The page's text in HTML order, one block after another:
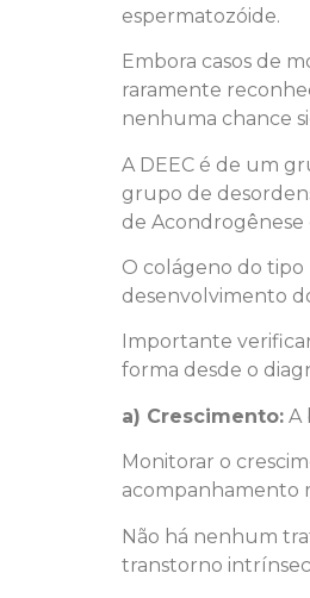
espermatozóide.
Embora casos de
raramente
nenhuma chance
A DEEC é de um
grupo de
de Acondrogênese
O colágeno do tipo
desenvolvimento
Importante
forma desde o
a) Crescimento: A
Monitorar o
acompanhamento
Não há nenhum
transtorno